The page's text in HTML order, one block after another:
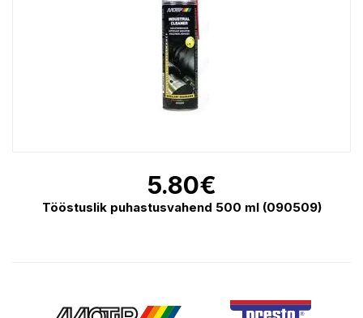
5.80€
Tööstuslik puhastusvahend 500 ml (090509)